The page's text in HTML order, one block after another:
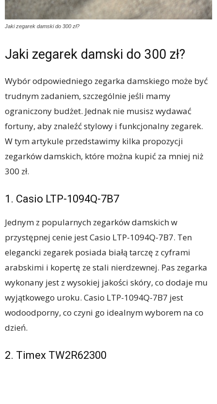
Jaki zegarek damski do 300 zł?
Jaki zegarek damski do 300 zł?
Wybór odpowiedniego zegarka damskiego może być
trudnym zadaniem, szczególnie jeśli mamy
ograniczony budżet. Jednak nie musisz wydawać
fortuny, aby znaleźć stylowy i funkcjonalny zegarek.
W tym artykule przedstawimy kilka propozycji
zegarków damskich, które można kupić za mniej niż
300 zł.
1. Casio LTP-1094Q-7B7
Jednym z popularnych zegarków damskich w
przystępnej cenie jest Casio LTP-1094Q-7B7. Ten
elegancki zegarek posiada białą tarczę z cyframi
arabskimi i kopertę ze stali nierdzewnej. Pas zegarka
wykonany jest z wysokiej jakości skóry, co dodaje mu
wyjątkowego uroku. Casio LTP-1094Q-7B7 jest
wodoodporny, co czyni go idealnym wyborem na co
dzień.
2. Timex TW2R62300